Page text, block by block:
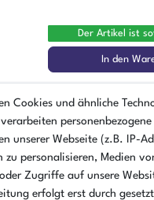
Der Artikel ist
In den
Binder Inkubator
Liter 5°C bis 100°C
Cookies und ähnliche
unserer Webseite (z.B. IP-
zu personalisieren, Medien
Zugriffe auf unsere
erfolgt erst durch